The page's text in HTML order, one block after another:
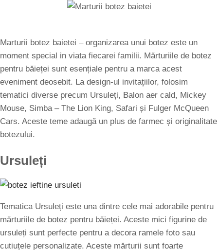
Marturii botez baietei – organizarea unui botez este un
moment special in viata fiecarei familii. Mărturiile de botez
pentru băieței sunt esențiale pentru a marca acest
eveniment deosebit. La design-ul invitațiilor, folosim
tematici diverse precum Ursuleți, Balon aer cald, Mickey
Mouse, Simba – The Lion King, Safari și Fulger McQueen
Cars. Aceste teme adaugă un plus de farmec și originalitate
botezului.
Ursuleți
Tematica Ursuleți este una dintre cele mai adorabile pentru
mărturiile de botez pentru băieței. Aceste mici figurine de
ursuleți sunt perfecte pentru a decora ramele foto sau
cutiuțele personalizate. Aceste mărturii sunt foarte